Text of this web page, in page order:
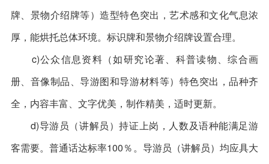
牌、景物介绍牌等）造型特色突出，艺术感和文化气息浓
厚，能烘托总体环境。标识牌和景物介绍牌设置合理。
c)公众信息资料（如研究论著、科普读物、综合画
册、音像制品、导游图和导游材料等）特色突出，品种齐
全，内容丰富、文字优美，制作精美，适时更新。
d)导游员（讲解员）持证上岗，人数及语种能满足游
客需要。普通话达标率100％。导游员（讲解员）均应具大